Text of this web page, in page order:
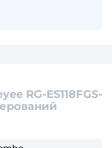
RG-ES118FGS-